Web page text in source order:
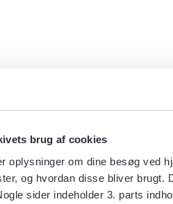
brug af cookies
oplysninger om dine besøg ved
og hvordan disse bliver
sider indeholder 3. parts